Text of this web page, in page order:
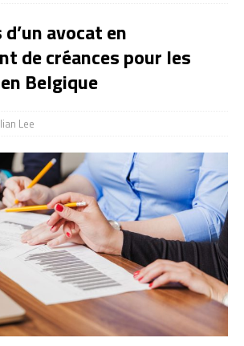
avocat en
de créances pour les
Belgique
Lee